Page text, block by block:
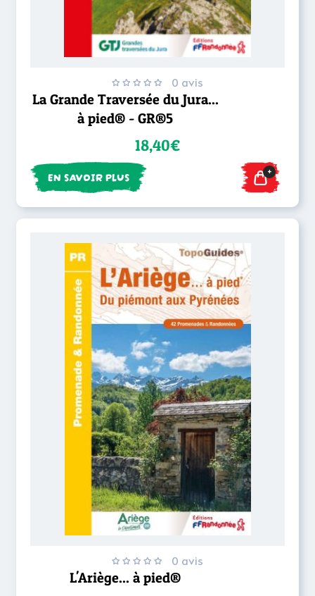
0 avis
La Grande Traversée du Jura...
à pied® - GR®5
18,40€
EN SAVOIR PLUS +
0 avis
L'Ariège... à pied®